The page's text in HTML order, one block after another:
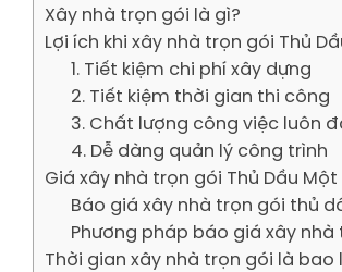
Xây nhà trọn gói là gì?
Lợi ích khi xây nhà trọn gói Thủ
1. Tiết kiệm chi phí xây dựng
2. Tiết kiệm thời gian thi công
3. Chất lượng công việc luôn
4. Dễ dàng quản lý công trình
Giá xây nhà trọn gói Thủ Dầu
Báo giá xây nhà trọn gói thủ
Phương pháp báo giá xây
Thời gian xây nhà trọn gói là bao